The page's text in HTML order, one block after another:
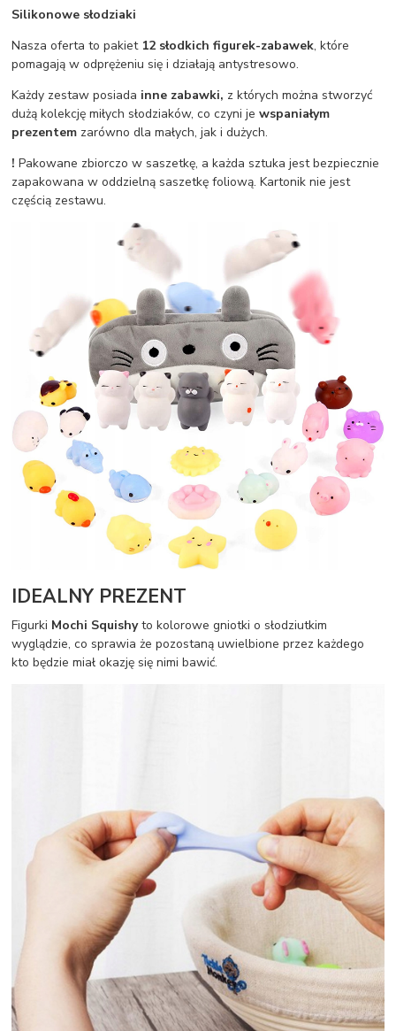
Silikonowe słodziaki
Nasza oferta to pakiet 12 słodkich figurek-zabawek, które
pomagają w odprężeniu się i działają antystresowo.
Każdy zestaw posiada inne zabawki, z których można stworzyć
dużą kolekcję miłych słodziaków, co czyni jewspaniałym
prezentem zarówno dla małych, jak i dużych.
!Pakowane zbiorczo w saszetkę, a każda sztuka jest bezpiecznie
zapakowana w oddzielną saszetkę foliową. Kartonik nie jest
częścią zestawu.
IDEALNY PREZENT
Figurki Mochi Squishyto kolorowe gniotki o słodziutkim
wyglądzie, co sprawia że pozostaną uwielbione przez każdego
kto będzie miał okazję się nimi bawić.